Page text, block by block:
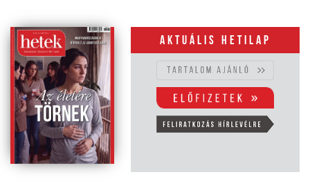
Aktuális hetilap